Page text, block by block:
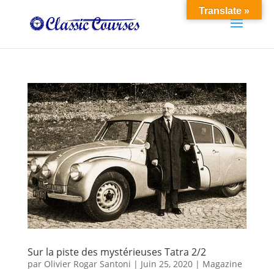
Sur la piste des mystérieuses Tatra 2/2
par Olivier Rogar Santoni | Juin 25, 2020| Magazine
Translate »